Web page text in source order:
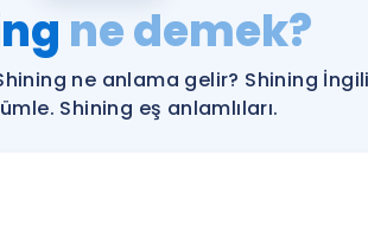
YDS ve YÖKDİL
Rehberlik Aracı
YDS ve YÖKDİL'e
Tüm ÖSYM
ne demek?
ne anlama gelir? Shining
Shining eş anlamlıları.